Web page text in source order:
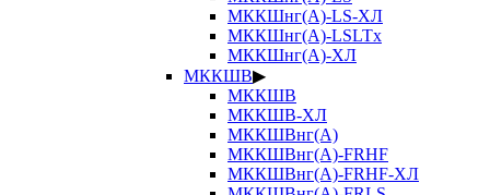
МККШнг(А)-LS-ХЛ
МККШнг(А)-LSLTx
МККШнг(А)-ХЛ
МККШВ▶
МККШВ
МККШВ-ХЛ
МККШВнг(А)
МККШВнг(А)-FRHF
МККШВнг(А)-FRHF-ХЛ